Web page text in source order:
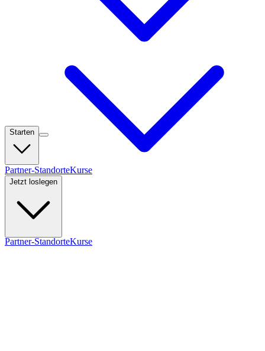
Starten
Partner-StandorteKurse
Jetzt loslegen
Partner-StandorteKurse